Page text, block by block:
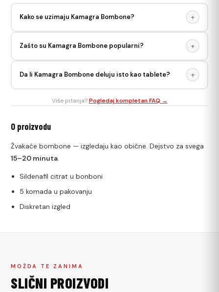
Kako se uzimaju Kamagra Bombone? +
minuta pre gutanja. Uzeti 15–20 minuta pre seksualnog
akta. Jedna bombonja po dozi.
Zašto su Kamagra Bombone popularni? +
bombonice — maksimalno diskretne. Idealne za putovanja
ili situacije kada tableta nije opcija.
Da li Kamagra Bombone deluju isto kao tablete? +
samo u formi žvakaće bombonje. Brže dejstvo jer se deo
Više pitanja?Pogledaj kompletan FAQ →
O proizvodu
Žvakaće bombone — izgledaju kao obične. Dejstvo za svega
15–20 minuta.
Sildenafil citrat u bonboni
5 komada u pakovanju
Diskretan izgled
MOŽDA TE ZANIMA
SLIČNI PROIZVODI